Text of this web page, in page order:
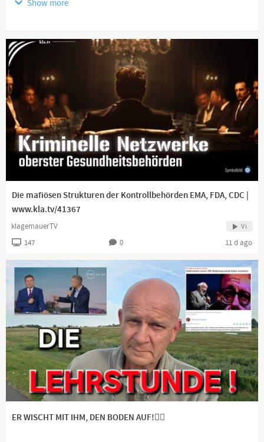
#Recht #Bundeswehr #Urteil #Justiz #florianpfaff #pfaff
Channel description
journalistisch, Interview, frei
Show more
Die mafiösen Strukturen der Kontrollbehörden EMA, FDA, CDC |
www.kla.tv/41367
klagemauerTV Vi
147 0 11 d ago
ER WISCHT MIT IHM, DEN BODEN AUF!👍🏻